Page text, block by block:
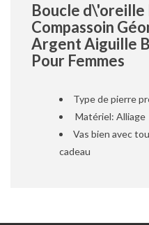
Boucle d\'oreille
Compassoin
Argent Aiguille
Pour Femmes
Type de pierre
Matériel: Alliage
Vas bien avec
cadeau